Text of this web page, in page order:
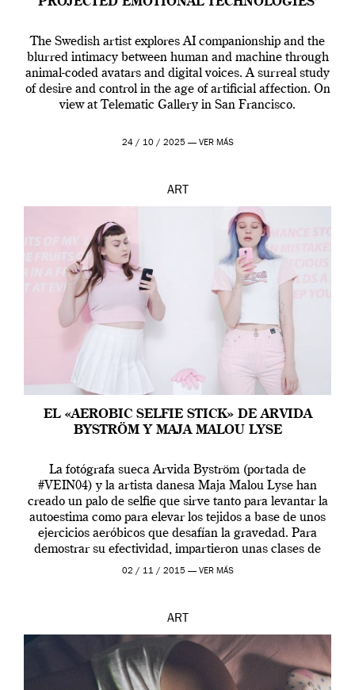
PROJECTED EMOTIONAL TECHNOLOGIES’
The Swedish artist explores AI companionship and the
blurred intimacy between human and machine through
animal-coded avatars and digital voices. A surreal study
of desire and control in the age of artificial affection. On
view at Telematic Gallery in San Francisco.
24 / 10 / 2025 — VER MÁS
ART
EL «AEROBIC SELFIE STICK» DE ARVIDA
BYSTRÖM Y MAJA MALOU LYSE
La fotógrafa sueca Arvida Byström (portada de
#VEIN04) y la artista danesa Maja Malou Lyse han
creado un palo de selfie que sirve tanto para levantar la
autoestima como para elevar los tejidos a base de unos
ejercicios aeróbicos que desafían la gravedad. Para
demostrar su efectividad, impartieron unas clases de
prueba en el Tate […]
02 / 11 / 2015 — VER MÁS
ART